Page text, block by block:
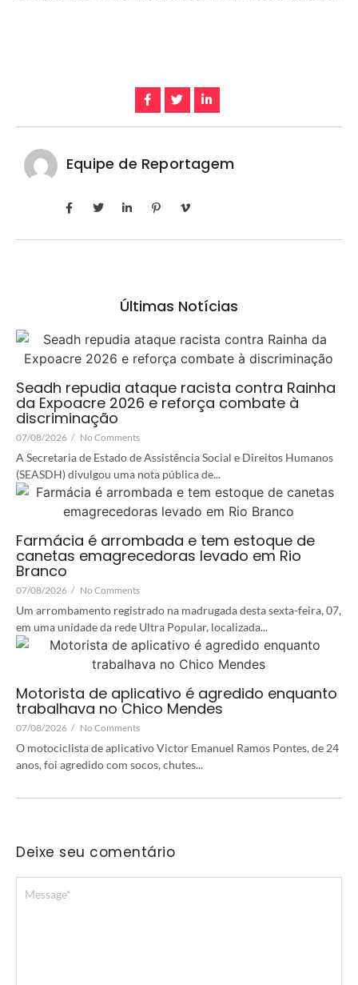
Equipe de Reportagem
Últimas Notícias
Seadh repudia ataque racista contra Rainha
da Expoacre 2026 e reforça combate à
discriminação
07/08/2026 / No Comments
A Secretaria de Estado de Assistência Social e Direitos Humanos
(SEASDH) divulgou uma nota pública de...
Farmácia é arrombada e tem estoque de
canetas emagrecedoras levado em Rio
Branco
07/08/2026 / No Comments
Um arrombamento registrado na madrugada desta sexta-feira, 07,
em uma unidade da rede Ultra Popular, localizada...
Motorista de aplicativo é agredido enquanto
trabalhava no Chico Mendes
07/08/2026 / No Comments
O motociclista de aplicativo Victor Emanuel Ramos Pontes, de 24
anos, foi agredido com socos, chutes...
Deixe seu comentário